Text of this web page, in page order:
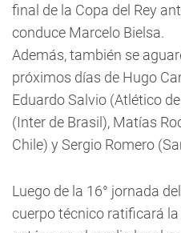
final de la Copa del Rey
conduce Marcelo Bielsa.
Además, también se
próximos días de Hugo
Eduardo Salvio (Atlético
(Inter de Brasil), Matías
Chile) y Sergio Romero
Luego de la 16° jornada
cuerpo técnico ratificará